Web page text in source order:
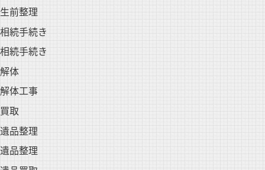
生前整理
相続手続き
相続手続き
解体
解体工事
買取
遺品整理
遺品整理